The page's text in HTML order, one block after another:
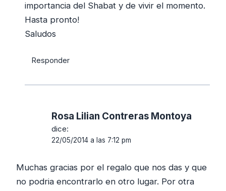
importancia del Shabat y de vivir el momento.
Hasta pronto!
Saludos
Responder
Rosa Lilian Contreras Montoya
dice:
22/05/2014 a las 7:12 pm
Muchas gracias por el regalo que nos das y que
no podria encontrarlo en otro lugar. Por otra